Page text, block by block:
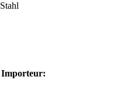
Stahl
Importeur: